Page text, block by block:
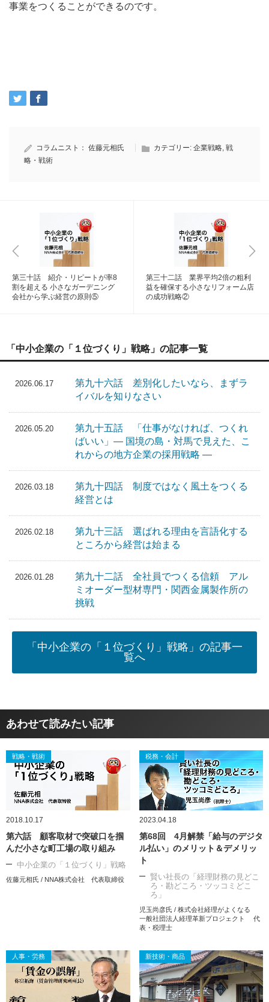
事業をつくることができるのです。
コラムニスト： 佐藤元相氏 カテゴリー: 企業戦略 戦
略・戦術
第三十話 紹介・リピートが率8
割を超える 小さなガーデニング
会社から学ぶ経営の原則⑤
第三十二話 業界平均2倍の粗利
益を確保する小さなリフォーム店
の成功戦略②
「中小企業の「１位づくり」戦略」の記事一覧
2026.06.17
第九十六話 差別化したいなら、まずラ
イバルを知りなさい
2026.05.20
第九十五話 「仕事がなければ、つくれ
ばいい」― 国境の島・対馬で見えた、こ
れからの地方企業の採用戦略 ―
2026.03.18
第九十四話 制度ではなく風土をつくる
経営とは
2026.02.18
第九十三話 選ばれる理由を言語化する
ところから経営は始まる
2026.01.28
第九十二話 全社員でつくる信頼 アル
ミオーダー型材専門・関西金属製作所の
挑戦
「中小企業の「１位づくり」戦略」の記事一
覧へ
あわせて読みたい記事
戦略・戦術
2018.10.17
第六話 顧客取材で突破口を掴
んだ小さな町工場の取り組み
中小企業の「１位づくり」戦略
佐藤元相氏 / NNA株式会社 代表取締役
税務・会計
2023.04.18
第68回 4月解禁「給与のデジタ
ル払い」のメリット＆デメリッ
ト
賢い社長の「経理財務の見どこ
ろ・勘どころ・ツッコミどこ
ろ」
児玉尚彦氏 / 株式会社経理がよくなる
一般社団法人経理革新プロジェクト 代
表・税理士
人事・労務 新技術・商品